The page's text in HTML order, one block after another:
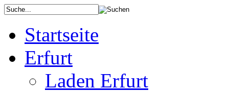
Startseite
Erfurt
Laden Erfurt